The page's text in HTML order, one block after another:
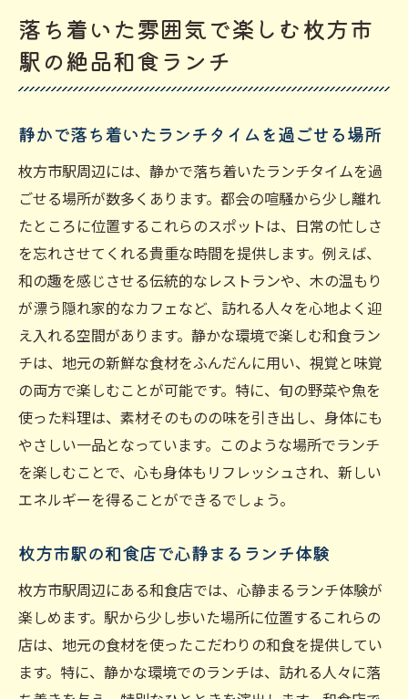
落ち着いた雰囲気で楽しむ枚方市
駅の絶品和食ランチ
静かで落ち着いたランチタイムを過ごせる場所
枚方市駅周辺には、静かで落ち着いたランチタイムを過
ごせる場所が数多くあります。都会の喧騒から少し離れ
たところに位置するこれらのスポットは、日常の忙しさ
を忘れさせてくれる貴重な時間を提供します。例えば、
和の趣を感じさせる伝統的なレストランや、木の温もり
が漂う隠れ家的なカフェなど、訪れる人々を心地よく迎
え入れる空間があります。静かな環境で楽しむ和食ラン
チは、地元の新鮮な食材をふんだんに用い、視覚と味覚
の両方で楽しむことが可能です。特に、旬の野菜や魚を
使った料理は、素材そのものの味を引き出し、身体にも
やさしい一品となっています。このような場所でランチ
を楽しむことで、心も身体もリフレッシュされ、新しい
エネルギーを得ることができるでしょう。
枚方市駅の和食店で心静まるランチ体験
枚方市駅周辺にある和食店では、心静まるランチ体験が
楽しめます。駅から少し歩いた場所に位置するこれらの
店は、地元の食材を使ったこだわりの和食を提供してい
ます。特に、静かな環境でのランチは、訪れる人々に落